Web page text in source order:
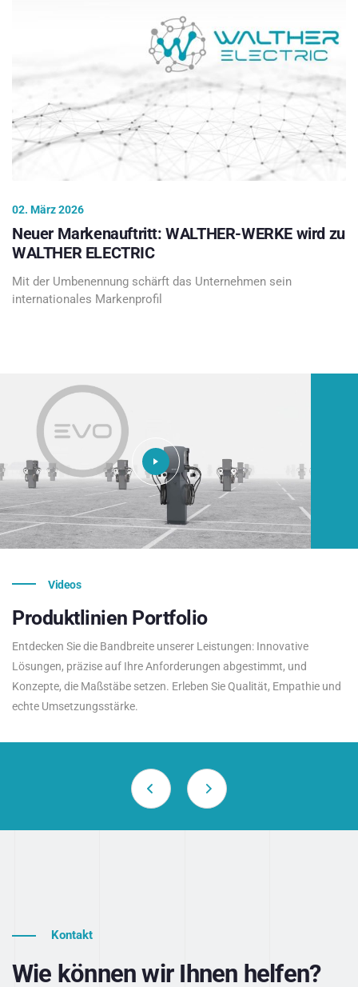
02. März 2026
Neuer Markenauftritt: WALTHER-WERKE wird zu
WALTHER ELECTRIC
Mit der Umbenennung schärft das Unternehmen sein
internationales Markenprofil
Videos
Produktlinien Portfolio
Entdecken Sie die Bandbreite unserer Leistungen: Innovative
Lösungen, präzise auf Ihre Anforderungen abgestimmt, und
Konzepte, die Maßstäbe setzen. Erleben Sie Qualität, Empathie und
echte Umsetzungsstärke.
Kontakt
Wie können wir Ihnen helfen?